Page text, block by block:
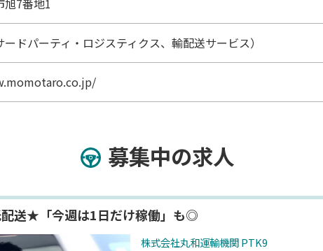
旭7番地1
ドパーティ・ロジスティクス、輸配送サービス）
募集中の求人
送★「今週は1日だけ稼働」も◎
株式会社丸和運輸機関 PTK9